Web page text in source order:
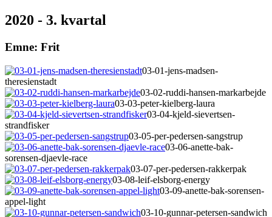
2020 - 3. kvartal
Emne: Frit
03-01-jens-madsen-
theresienstadt
03-02-ruddi-hansen-markarbejde
03-03-peter-kielberg-laura
03-04-kjeld-sievertsen-
strandfisker
03-05-per-pedersen-sangstrup
03-06-anette-bak-
sorensen-djaevle-race
03-07-per-pedersen-rakkerpak
03-08-leif-elsborg-energy
03-09-anette-bak-sorensen-
appel-light
03-10-gunnar-petersen-sandwich